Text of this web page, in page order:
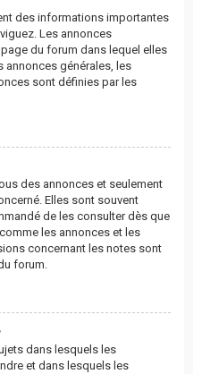
des informations importantes
Les annonces
du forum dans lequel elles
annonces générales, les
sont définies par les
des annonces et seulement
Elles sont souvent
de les consulter dès que
les annonces et les
concernant les notes sont
forum.
dans lesquels les
et dans lesquels les